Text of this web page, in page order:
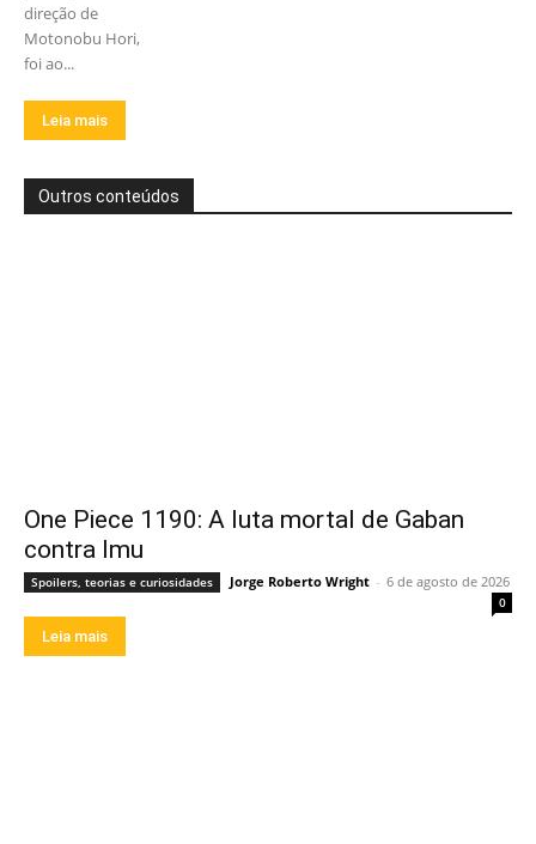
direção de
Motonobu Hori,
foi ao...
Leia mais
Outros conteúdos
One Piece 1190: A luta mortal de Gaban
contra Imu
Spoilers, teorias e curiosidades Jorge Roberto Wright - 6 de agosto de 2026
0
Leia mais